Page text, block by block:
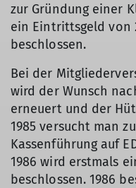
zur Gründung einer
ein Eintrittsgeld von
beschlossen.
Bei der
wird der Wunsch
erneuert und der
1985 versucht man
Kassenführung auf
1986 wird erstmals
beschlossen. 1986